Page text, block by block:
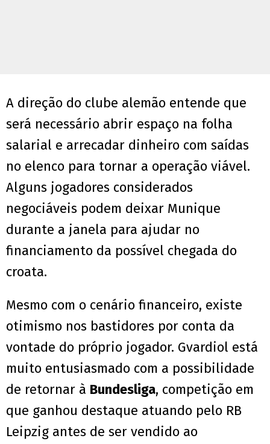
A direção do clube alemão entende que
será necessário abrir espaço na folha
salarial e arrecadar dinheiro com saídas
no elenco para tornar a operação viável.
Alguns jogadores considerados
negociáveis podem deixar Munique
durante a janela para ajudar no
financiamento da possível chegada do
croata.
Mesmo com o cenário financeiro, existe
otimismo nos bastidores por conta da
vontade do próprio jogador. Gvardiol está
muito entusiasmado com a possibilidade
de retornar à Bundesliga, competição em
que ganhou destaque atuando pelo RB
Leipzig antes de ser vendido ao